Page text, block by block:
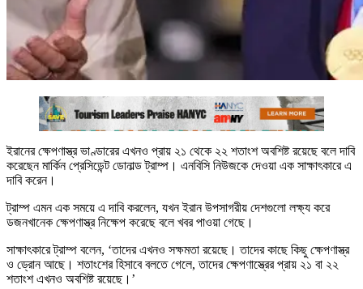
ইরানের ক্ষেপণাস্ত্র ভাণ্ডারের এখনও প্রায় ২১ থেকে ২২ শতাংশ অবশিষ্ট রয়েছে বলে দাবি
করেছেন মার্কিন প্রেসিডেন্ট ডোনাল্ড ট্রাম্প। এনবিসি নিউজকে দেওয়া এক সাক্ষাৎকারে এ
দাবি করেন।
ট্রাম্প এমন এক সময়ে এ দাবি করলেন, যখন ইরান উপসাগরীয় দেশগুলো লক্ষ্য করে
ডজনখানেক ক্ষেপণাস্ত্র নিক্ষেপ করেছে বলে খবর পাওয়া গেছে।
সাক্ষাৎকারে ট্রাম্প বলেন, ‘তাদের এখনও সক্ষমতা রয়েছে। তাদের কাছে কিছু ক্ষেপণাস্ত্র
ও ড্রোন আছে। শতাংশের হিসাবে বলতে গেলে, তাদের ক্ষেপণাস্ত্রের প্রায় ২১ বা ২২
শতাংশ এখনও অবশিষ্ট রয়েছে।’